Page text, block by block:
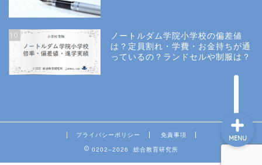
10
ノートルダム学院小学校の偏差値
は？定員割れ・学費・お金持ちが通
っているの？ランドセルや制服は？
プライバシーポリシー 免責事項
0202–2026 総合教育研究所
MENU
説明会や面接の服装